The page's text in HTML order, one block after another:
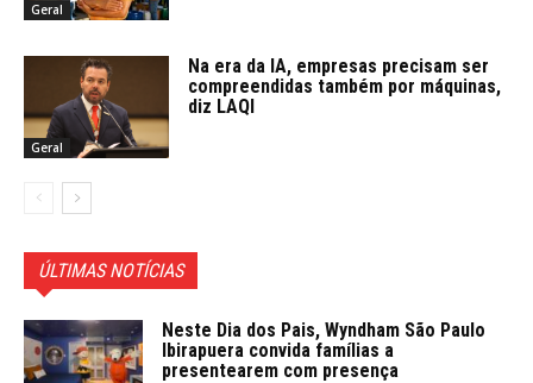
Geral
Geral
Na era da IA, empresas precisam ser
compreendidas também por máquinas,
diz LAQI
ÚLTIMAS NOTÍCIAS
Neste Dia dos Pais, Wyndham São Paulo
Ibirapuera convida famílias a
presentearem com presença